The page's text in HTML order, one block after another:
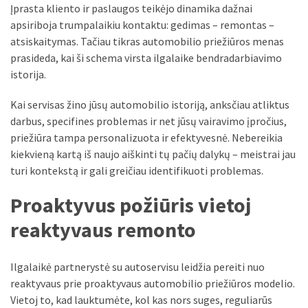
Suomijos:
kiek
laiko
trunka
pristatymas?
MOST
CATEGORIES
Patarimai
Prekės
(76)
Įprasta kliento ir paslaugos teikėjo dinamika dažnai
apsiriboja trumpalaikiu kontaktu: gedimas – remontas –
atsiskaitymas. Tačiau tikras automobilio priežiūros menas
prasideda, kai ši schema virsta ilgalaike bendradarbiavimo
istorija.
Kai servisas žino jūsų automobilio istoriją, anksčiau atliktus
darbus, specifines problemas ir net jūsų vairavimo įpročius,
priežiūra tampa personalizuota ir efektyvesnė. Nebereikia
kiekvieną kartą iš naujo aiškinti tų pačių dalykų – meistrai jau
turi kontekstą ir gali greičiau identifikuoti problemas.
Proaktyvus požiūris vietoj
reaktyvaus remonto
Ilgalaikė partnerystė su autoservisu leidžia pereiti nuo
reaktyvaus prie proaktyvaus automobilio priežiūros modelio.
Vietoj to, kad lauktumėte, kol kas nors suges, reguliarūs